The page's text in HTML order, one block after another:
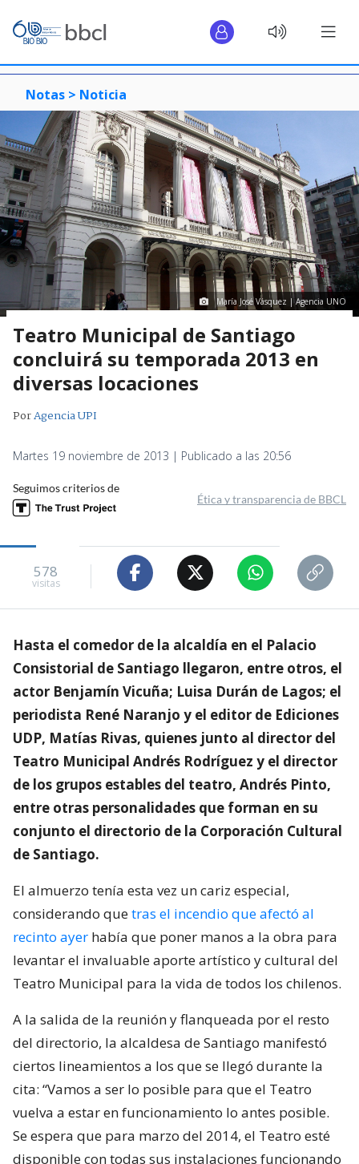
Notas > Noticia
María José Vásquez | Agencia UNO
Teatro Municipal de Santiago
concluirá su temporada 2013 en
diversas locaciones
PorAgencia UPI
Martes 19 noviembre de 2013 | Publicado a las 20:56
Seguimos criterios de
Ética y transparencia de BBCL
578
visitas
Hasta el comedor de la alcaldía en el Palacio
Consistorial de Santiago llegaron, entre otros, el
actor Benjamín Vicuña; Luisa Durán de Lagos; el
periodista René Naranjo y el editor de Ediciones
UDP, Matías Rivas, quienes junto al director del
Teatro Municipal Andrés Rodríguez y el director
de los grupos estables del teatro, Andrés Pinto,
entre otras personalidades que forman en su
conjunto el directorio de la Corporación Cultural
de Santiago.
El almuerzo tenía esta vez un cariz especial,
considerando quetras el incendio que afectó al
recinto ayer había que poner manos a la obra para
levantar el invaluable aporte artístico y cultural del
Teatro Municipal para la vida de todos los chilenos.
A la salida de la reunión y flanqueada por el resto
del directorio, la alcaldesa de Santiago manifestó
ciertos lineamientos a los que se llegó durante la
cita: “Vamos a ser lo posible para que el Teatro
vuelva a estar en funcionamiento lo antes posible.
Se espera que para marzo del 2014, el Teatro esté
disponible con todas sus instalaciones funcionando